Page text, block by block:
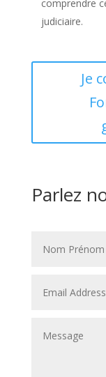
comprendre
judiciaire.
Je
Parlez